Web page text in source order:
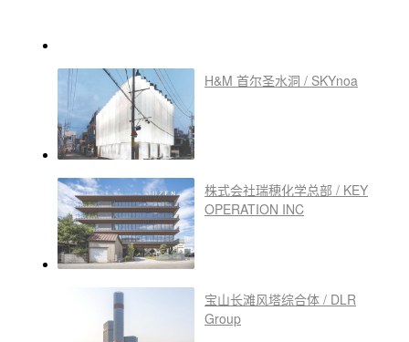
H&M 首尔圣水洞 / SKYnoa
株式会社瑞穂化学总部 / KEY
OPERATION INC
宝山长滩风塔综合体 / DLR
Group